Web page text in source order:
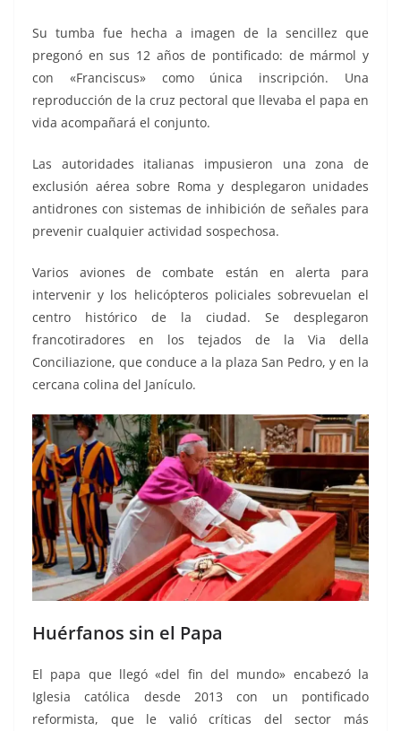
Su tumba fue hecha a imagen de la sencillez que
pregonó en sus 12 años de pontificado: de mármol y
con «Franciscus» como única inscripción. Una
reproducción de la cruz pectoral que llevaba el papa en
vida acompañará el conjunto.
Las autoridades italianas impusieron una zona de
exclusión aérea sobre Roma y desplegaron unidades
antidrones con sistemas de inhibición de señales para
prevenir cualquier actividad sospechosa.
Varios aviones de combate están en alerta para
intervenir y los helicópteros policiales sobrevuelan el
centro histórico de la ciudad. Se desplegaron
francotiradores en los tejados de la Via della
Conciliazione, que conduce a la plaza San Pedro, y en la
cercana colina del Janículo.
Huérfanos sin el Papa
El papa que llegó «del fin del mundo» encabezó la
Iglesia católica desde 2013 con un pontificado
reformista, que le valió críticas del sector más